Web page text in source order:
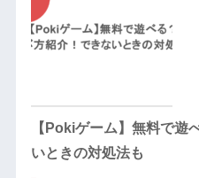
【Pokiゲーム】無料で遊
いときの対処法も